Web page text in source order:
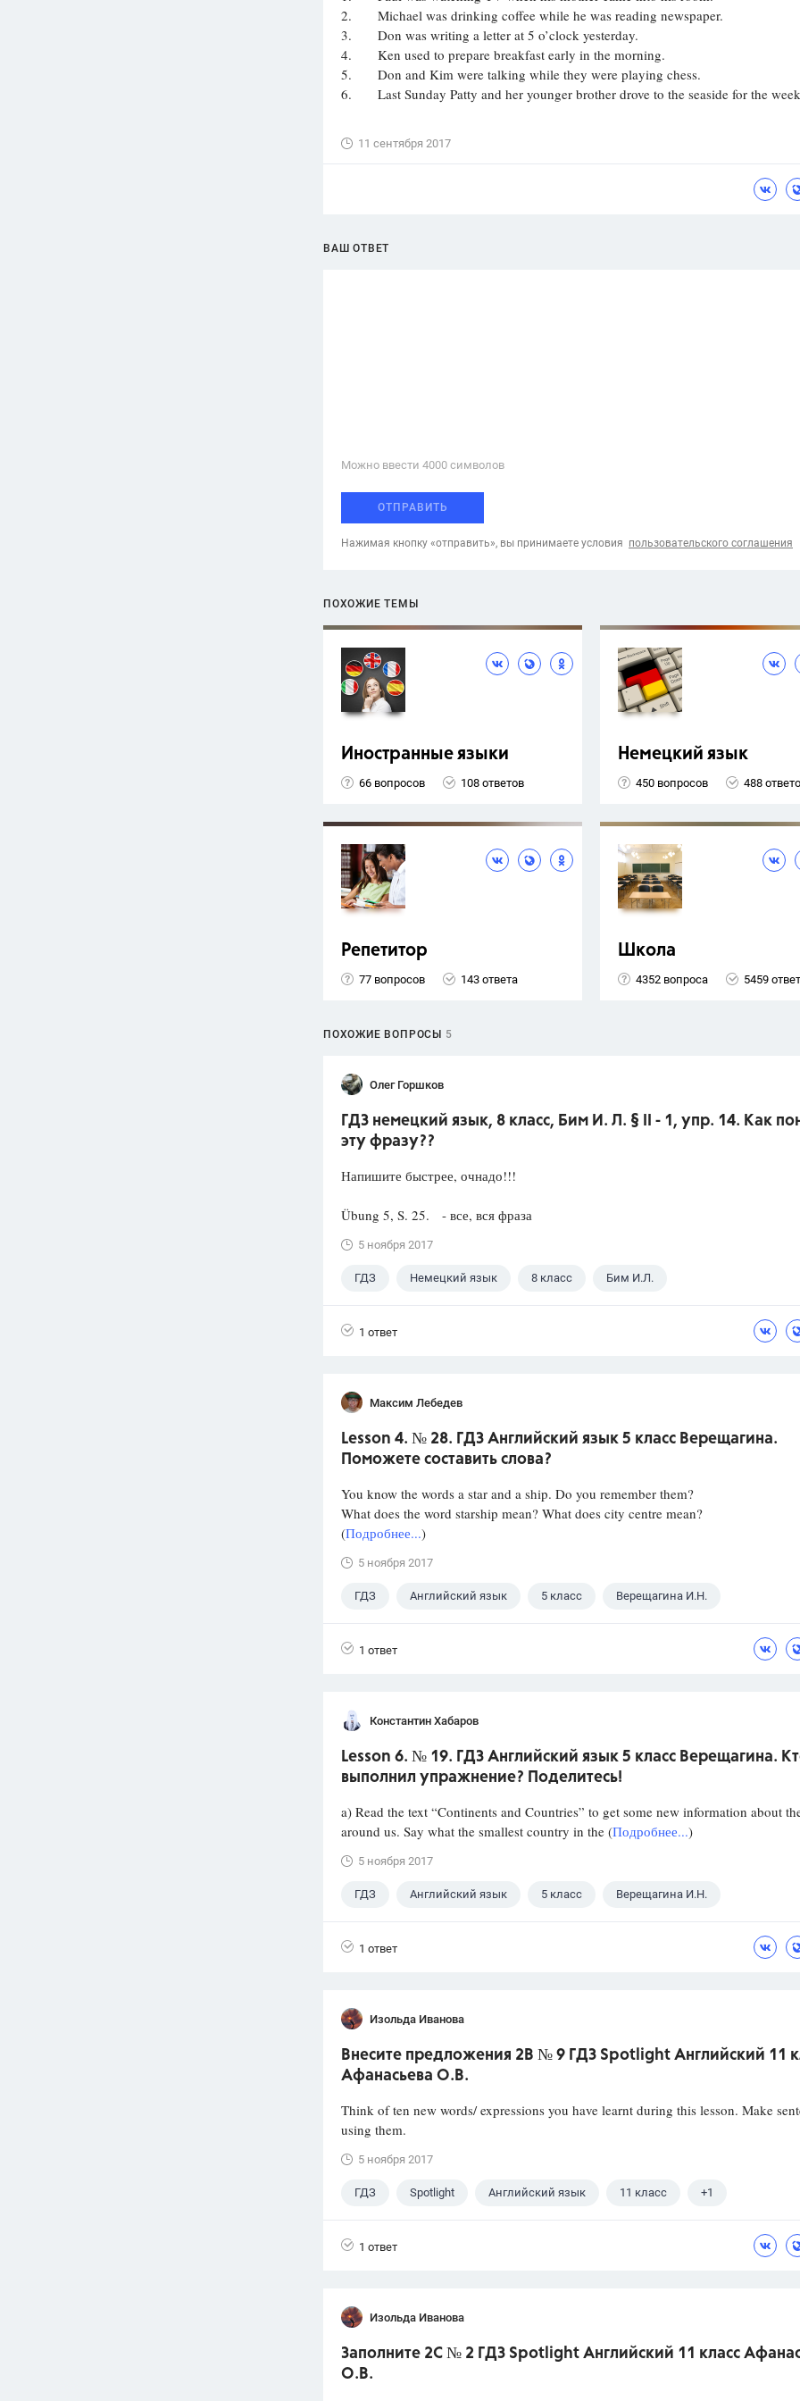
2. Michael was drinking coffee while he was reading newspaper.
3. Don was writing a letter at 5 o’clock yesterday.
4. Ken used to prepare breakfast early in the morning.
5. Don and Kim were talking while they were playing chess.
6. Last Sunday Patty and her younger brother drove to the seaside for the
11 сентября 2017
ВАШ ОТВЕТ
Можно ввести 4000 cимволов
ОТПРАВИТЬ
Нажимая кнопку «отправить», вы принимаете условия пользовательского соглашения
ПОХОЖИЕ ТЕМЫ
Иностранные языки
66 вопросов 108 ответов
Немецкий язык
450 вопросов 488
Репетитор
77 вопросов 143 ответа
Школа
4352 вопроса 5459
ПОХОЖИЕ ВОПРОСЫ 5
Олег Горшков
ГДЗ немецкий язык, 8 класс, Бим И. Л. § II - 1, упр. 14. Как
эту фразу??
Напишите быстрее, очнадо!!!
Übung 5, S. 25. - все, вся фраза
5 ноября 2017
ГДЗ Немецкий язык 8 класс Бим И.Л.
1 ответ
Максим Лебедев
Lesson 4. № 28. ГДЗ Английский язык 5 класс Верещагина.
Поможете составить слова?
You know the words a star and a ship. Do you remember them?
What does the word starship mean? What does city centre mean?
(Подробнее...)
5 ноября 2017
ГДЗ Английский язык 5 класс Верещагина И.Н.
1 ответ
Константин Хабаров
Lesson 6. № 19. ГДЗ Английский язык 5 класс Верещагина.
выполнил упражнение? Поделитесь!
a) Read the text “Continents and Countries” to get some new information about
around us. Say what the smallest country in the (Подробнее...)
5 ноября 2017
ГДЗ Английский язык 5 класс Верещагина И.Н.
1 ответ
Изольда Иванова
Внесите предложения 2B № 9 ГДЗ Spotlight Английский 11
Афанасьева О.В.
Think of ten new words/ expressions you have learnt during this lesson. Make
using them.
5 ноября 2017
ГДЗ Spotlight Английский язык 11 класс +1
1 ответ
Изольда Иванова
Заполните 2C № 2 ГДЗ Spotlight Английский 11 класс
О.В.